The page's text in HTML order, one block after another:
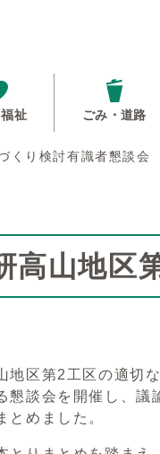
祉 ごみ・道路
くり検討有識者懇談会
高山地区
地区第2工区の適切
懇談会を開催し、議
とめました。